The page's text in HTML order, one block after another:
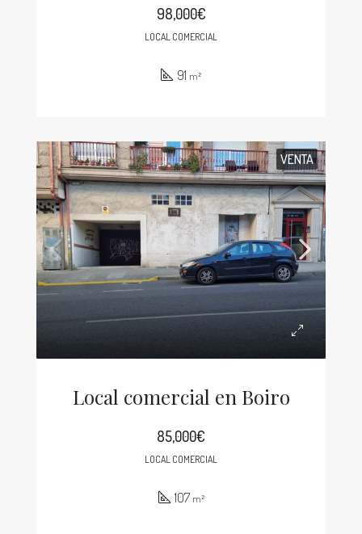
98,000€
LOCAL COMERCIAL
91 m²
VENTA
Local comercial en Boiro
85,000€
LOCAL COMERCIAL
107 m²